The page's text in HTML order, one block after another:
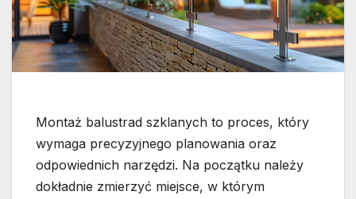
Montaż balustrad szklanych to proces, który
wymaga precyzyjnego planowania oraz
odpowiednich narzędzi. Na początku należy
dokładnie zmierzyć miejsce, w którym